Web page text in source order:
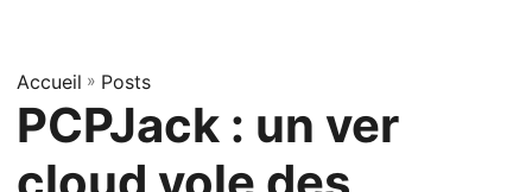
Accueil » Posts
PCPJack : un ver